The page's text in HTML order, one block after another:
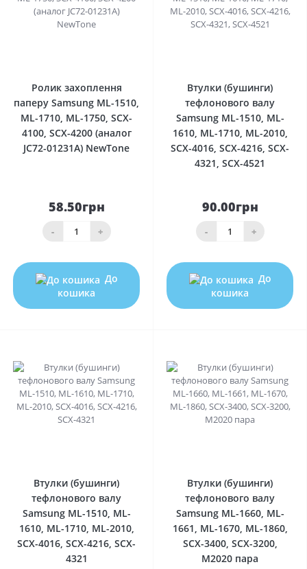
Ролик захоплення
паперу Samsung ML-1510,
ML-1710, ML-1750, SCX-
4100, SCX-4200 (аналог
JC72-01231A) NewTone
58.50грн
- +
До
кошика
Втулки (бушинги)
тефлонового валу
Samsung ML-1510, ML-
1610, ML-1710, ML-2010,
SCX-4016, SCX-4216, SCX-
4321, SCX-4521
90.00грн
- +
До
кошика
Втулки (бушинги)
тефлонового валу
Samsung ML-1510, ML-
1610, ML-1710, ML-2010,
SCX-4016, SCX-4216, SCX-
4321
Втулки (бушинги)
тефлонового валу
Samsung ML-1660, ML-
1661, ML-1670, ML-1860,
SCX-3400, SCX-3200,
M2020 пара